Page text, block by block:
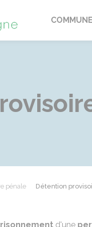
Angeac-COMMUNE
pénale Détention
d'une